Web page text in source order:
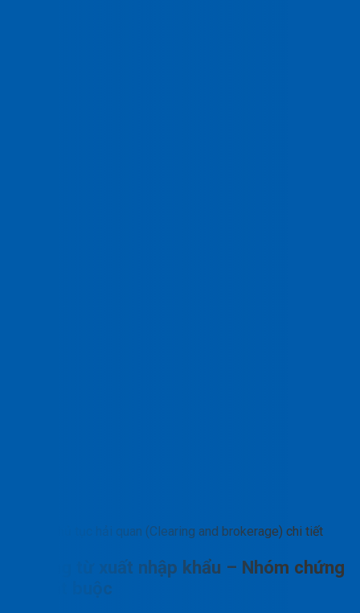
Thủ tục hải quan (Clearing and brokerage) chi tiết
Chứng từ xuất nhập khẩu – Nhóm chứng
từ bắt buộc